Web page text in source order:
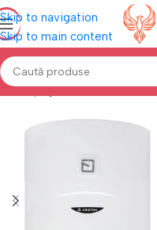
Skip to navigation
Skip to main content
Prima pagină Electrocasnice